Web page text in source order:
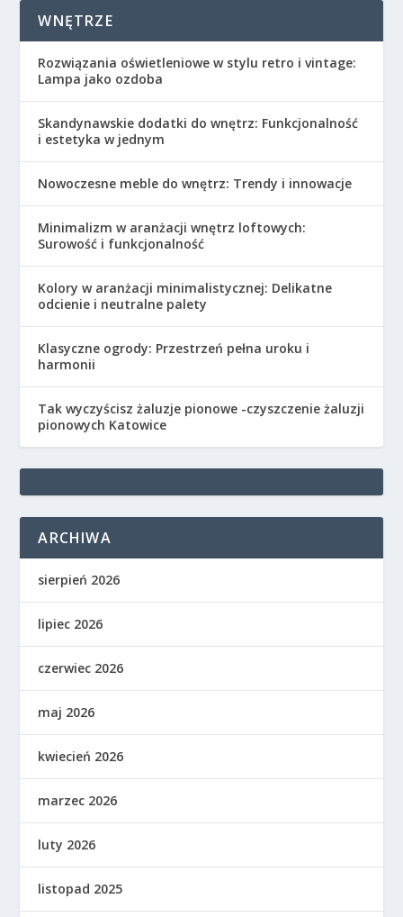
WNĘTRZE
Rozwiązania oświetleniowe w stylu retro i vintage:
Lampa jako ozdoba
Skandynawskie dodatki do wnętrz: Funkcjonalność
i estetyka w jednym
Nowoczesne meble do wnętrz: Trendy i innowacje
Minimalizm w aranżacji wnętrz loftowych:
Surowość i funkcjonalność
Kolory w aranżacji minimalistycznej: Delikatne
odcienie i neutralne palety
Klasyczne ogrody: Przestrzeń pełna uroku i
harmonii
Tak wyczyścisz żaluzje pionowe -czyszczenie żaluzji
pionowych Katowice
ARCHIWA
sierpień 2026
lipiec 2026
czerwiec 2026
maj 2026
kwiecień 2026
marzec 2026
luty 2026
listopad 2025